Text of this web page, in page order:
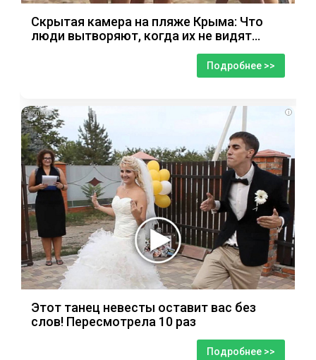
Скрытая камера на пляже Крыма: Что
люди вытворяют, когда их не видят...
Подробнее >>
i
Этот танец невесты оставит вас без
слов! Пересмотрела 10 раз
Подробнее >>